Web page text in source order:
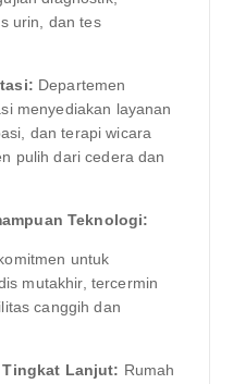
urin, dan tes
Departemen
menyediakan layanan
dan terapi wicara
pulih dari cedera dan
Teknologi:
untuk
mutakhir, tercermin
canggih dan
Tingkat Lanjut: Rumah